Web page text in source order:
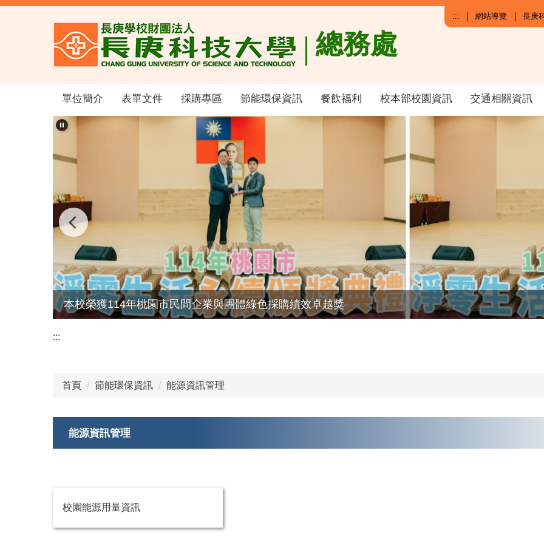
跳
總務處
::: 網站導覽 長庚
單位簡介 表單文件 採購專區 節能環保資訊 餐飲福利 校本部校園資訊 交通相關資訊
本校榮獲114年桃園市民間企業與團體綠色採購績效卓越獎
:::
首頁 節能環保資訊 能源資訊管理
能源資訊管理
校園能源用量資訊